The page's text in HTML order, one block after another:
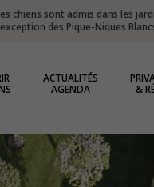
chiens sont admis dans les
des Pique-Niques
ACTUALITÉS
AGENDA
&